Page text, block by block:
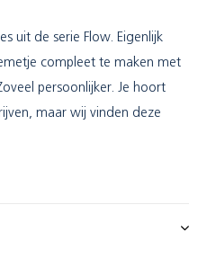
uit de serie Flow. Eigenlijk
compleet te maken met
persoonlijker. Je hoort
maar wij vinden deze